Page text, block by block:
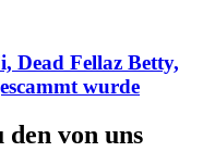
Dead Fellaz Betty,
wurde
von uns